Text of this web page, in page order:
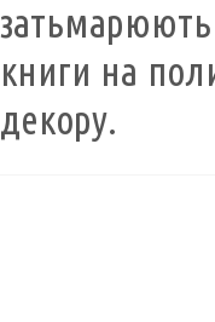
книги на
декору.